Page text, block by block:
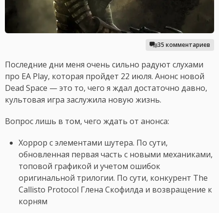
35 комментариев
Последние дни меня очень сильно радуют слухами
про EA Play, которая пройдет 22 июля. Анонс новой
Dead Space — это то, чего я ждал достаточно давно,
культовая игра заслужила новую жизнь.
Вопрос лишь в том, чего ждать от анонса:
Хоррор с элементами шутера. По сути,
обновленная первая часть с новыми механиками,
топовой графикой и учетом ошибок
оригинальной трилогии. По сути, конкурент The
Callisto Protocol Глена Скофилда и возвращение к
корням